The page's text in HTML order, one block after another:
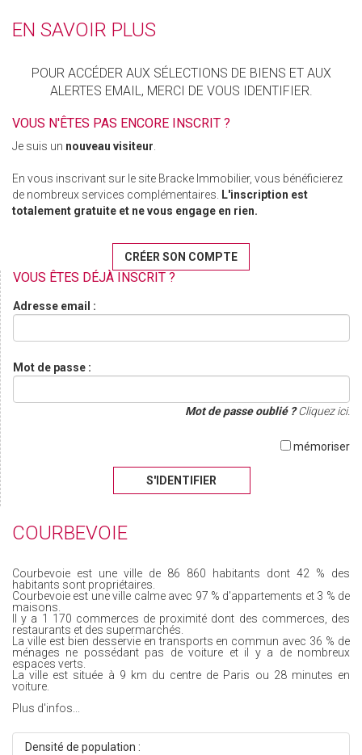
EN SAVOIR PLUS
POUR ACCÉDER AUX SÉLECTIONS DE BIENS ET AUX
ALERTES EMAIL, MERCI DE VOUS IDENTIFIER.
VOUS N'ÊTES PAS ENCORE INSCRIT ?
Je suis un nouveau visiteur.
En vous inscrivant sur le site Bracke Immobilier, vous bénéficierez
de nombreux services complémentaires. L'inscription est
totalement gratuite et ne vous engage en rien.
CRÉER SON COMPTE
VOUS ÊTES DÉJÀ INSCRIT ?
Adresse email :
Mot de passe :
Mot de passe oublié ?Cliquez ici.
mémoriser
S'IDENTIFIER
COURBEVOIE
Courbevoie est une ville de 86 860 habitants dont 42 % des
habitants sont propriétaires.
Courbevoie est une ville calme avec 97 % d'appartements et 3 % de
maisons.
Il y a 1 170 commerces de proximité dont des commerces, des
restaurants et des supermarchés.
La ville est bien desservie en transports en commun avec 36 % de
ménages ne possédant pas de voiture et il y a de nombreux
espaces verts.
La ville est située à 9 km du centre de Paris ou 28 minutes en
voiture.
Plus d'infos...
Densité de population :